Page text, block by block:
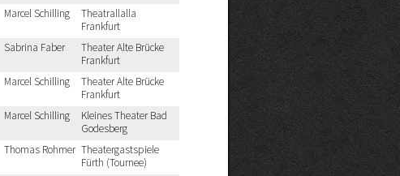
Marcel Schilling
Theatrallalla
Frankfurt
Sabrina Faber
Theater Alte Brücke
Frankfurt
Marcel Schilling
Theater Alte Brücke
Frankfurt
Marcel Schilling
Kleines Theater Bad
Godesberg
Thomas Rohmer Theatergastspiele
Fürth (Tournee)